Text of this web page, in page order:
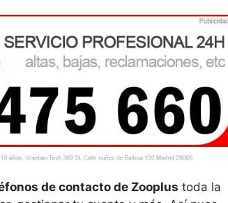
de contacto de Zooplus toda la